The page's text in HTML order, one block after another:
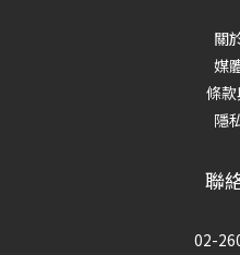
關
媒
條款
隱
聯
02-